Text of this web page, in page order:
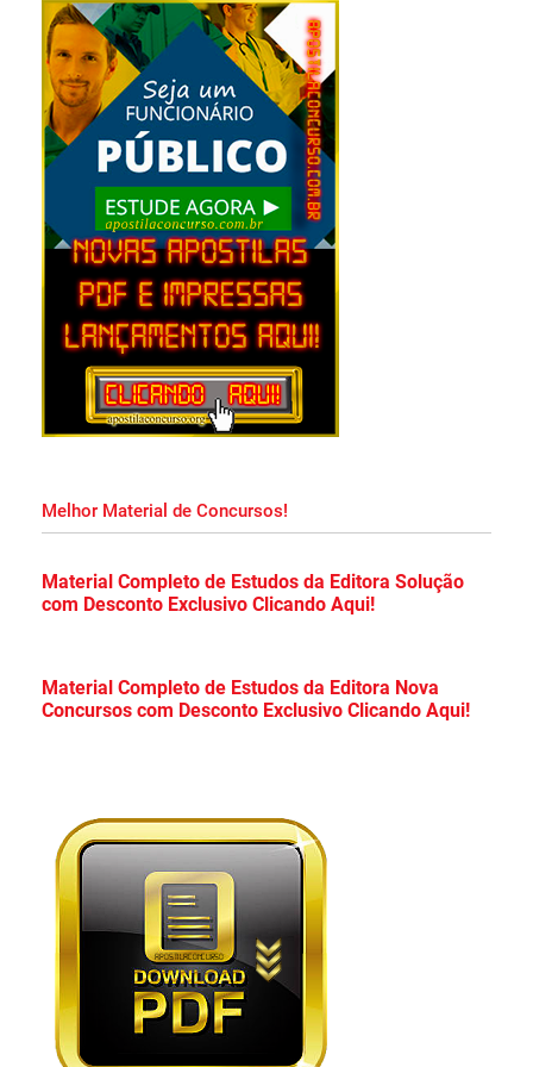
Download Grátis Curso Online!
Apostila PM MA 2026 PDF Download Grátis
Curso Online!
Apostila Soldado PM MA 2026 Impressa e
PDF Download!
Apostila Concurso Prefeitura de Salvador
2026 PDF Grátis Curso Online!
PDF Grátis Curso Online!
Apostila Concurso CDP PA 2026 PDF
Download Grátis Curso Online!
Curso Online!
Apostila Câmara de Mauá SP 2026 PDF
Grátis Curso Online!
Apostila Concurso TCE Maranhão 2026 PDF
Grátis Curso Online!
Melhor Material de Concursos!
Material Completo de Estudos da Editora Solução
com Desconto Exclusivo Clicando Aqui!
Material Completo de Estudos da Editora Nova
Concursos com Desconto Exclusivo Clicando Aqui!